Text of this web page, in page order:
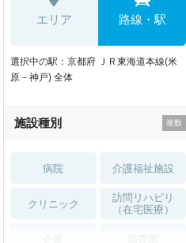
エリア 路線・駅
選択中の駅：京都府 ＪＲ東海道本線(米
原－神戸) 全体
施設種別
病院 介護福祉施設
クリニック
訪問リハビリ
（在宅医療）